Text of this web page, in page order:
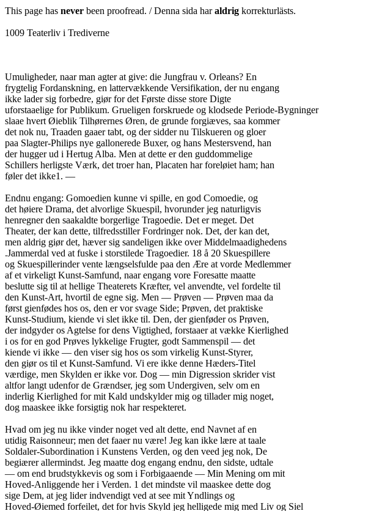
This page has never been proofread. / Denna sida haraldrig korrekturlästs.
1009 Teaterliv i Trediverne
Umuligheder, naar man agter at give: die Jungfrau v. Orleans? En
frygtelig Fordanskning, en lattervækkende Versifikation, der nu engang
ikke lader sig forbedre, giør for det Første disse store Digte
uforstaaelige for Publikum. Grueligen forskruede og klodsede Periode-Bygninger
slaae hvert Øieblik Tilhørernes Øren, de grunde forgiæves, saa kommer
det nok nu, Traaden gaaer tabt, og der sidder nu Tilskueren og gloer
paa Slagter-Philips nye gallonerede Buxer, og hans Mestersvend, han
der hugger ud i Hertug Alba. Men at dette er den guddommelige
Schillers herligste Værk, det troer han, Placaten har foreløiet ham; han
føler det ikke1. —
Endnu engang: Gomoedien kunne vi spille, en god Comoedie, og
det høiere Drama, det alvorlige Skuespil, hvorunder jeg naturligvis
henregner den saakaldte borgerlige Tragoedie. Det er meget. Det
Theater, der kan dette, tilfredsstiller Fordringer nok. Det, der kan det,
men aldrig giør det, hæver sig sandeligen ikke over Middelmaadighedens
.Jammerdal ved at fuske i storstilede Tragoedier. 18 å 20 Skuespillere
og Skuespillerinder vente længselsfulde paa den Ære at vorde Medlemmer
af et virkeligt Kunst-Samfund, naar engang vore Foresatte maatte
beslutte sig til at hellige Theaterets Kræfter, vel anvendte, vel fordelte til
den Kunst-Art, hvortil de egne sig. Men — Prøven — Prøven maa da
først gienfødes hos os, den er vor svage Side; Prøven, det praktiske
Kunst-Studium, kiende vi slet ikke til. Den, der gienføder os Prøven,
der indgyder os Agtelse for dens Vigtighed, forstaaer at vække Kierlighed
i os for en god Prøves lykkelige Frugter, godt Sammenspil — det
kiende vi ikke — den viser sig hos os som virkelig Kunst-Styrer,
den giør os til et Kunst-Samfund. Vi ere ikke denne Hæders-Titel
værdige, men Skylden er ikke vor. Dog — min Digression skrider vist
altfor langt udenfor de Grændser, jeg som Undergiven, selv om en
inderlig Kierlighed for mit Kald undskylder mig og tillader mig noget,
dog maaskee ikke forsigtig nok har respekteret.
Hvad om jeg nu ikke vinder noget ved alt dette, end Navnet af en
utidig Raisonneur; men det faaer nu være! Jeg kan ikke lære at taale
Soldaler-Subordination i Kunstens Verden, og den veed jeg nok, De
begiærer allermindst. Jeg maatte dog engang endnu, den sidste, udtale
— om end brudstykkevis og som i Forbigaaende — Min Mening om mit
Hoved-Anliggende her i Verden. 1 det mindste vil maaskee dette dog
sige Dem, at jeg lider indvendigt ved at see mit Yndlings og
Hoved-Øiemed forfeilet, det for hvis Skyld jeg helligede mig med Liv og Siel